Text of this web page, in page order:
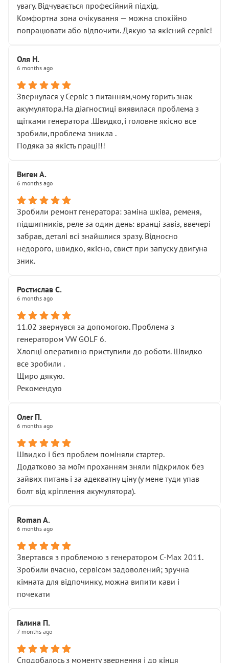
увагу. Відчувається професійний підхід.
Комфортна зона очікування — можна спокійно
попрацювати або відпочити. Дякую за якісний сервіс!
Оля Н.
6 months ago
Звернулася у Сервіс з питанням,чому горить знак
акумулятора.На діагностиці виявилася проблема з
щітками генератора .Швидко,і головне якісно все
зробили,проблема зникла .
Подяка за якість праці!!!
Виген А.
6 months ago
Зробили ремонт генератора: заміна шківа, ременя,
підшипників, реле за один день: вранці завіз, ввечері
забрав, деталі всі знайшлися зразу. Відносно
недорого, швидко, якісно, свист при запуску двигуна
зник.
Ростислав С.
6 months ago
11.02 звернувся за допомогою. Проблема з
генератором VW GOLF 6.
Хлопці оперативно приступили до роботи. Швидко
все зробили .
Щиро дякую.
Рекомендую
Олег П.
6 months ago
Швидко і без проблем поміняли стартер.
Додатково за моїм проханням зняли підкрилок без
зайвих питань і за адекватну ціну (у мене туди упав
болт від кріплення акумулятора).
Roman A.
6 months ago
Звертався з проблемою з генератором C-Max 2011.
Зробили вчасно, сервісом задоволений; зручна
кімната для відпочинку, можна випити кави і
почекати
Галина П.
7 months ago
Сподобалось з моменту звернення і до кінця